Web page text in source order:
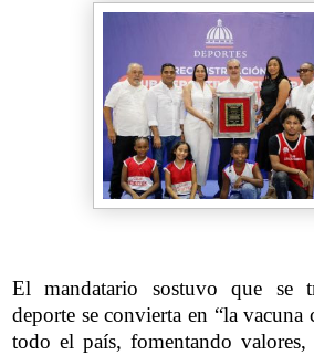
El mandatario sostuvo que se
deporte se convierta en “la
todo el país, fomentando